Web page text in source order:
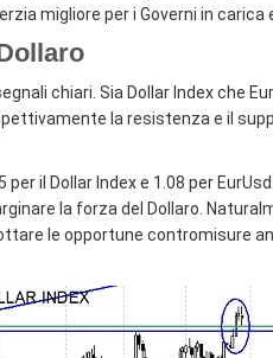
migliore per i Governi in carica
chiari. Sia Dollar Index che
la resistenza e il
il Dollar Index e 1.08 per
la forza del Dollaro.
le opportune contromisure